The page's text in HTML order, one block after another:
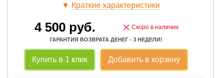
▼ Краткие характеристики
4 500руб. × Скоро в наличии
ГАРАНТИЯ ВОЗВРАТА ДЕНЕГ - 3 НЕДЕЛИ!
Купить в 1 клик Добавить в корзину